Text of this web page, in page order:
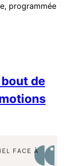
programmée
de